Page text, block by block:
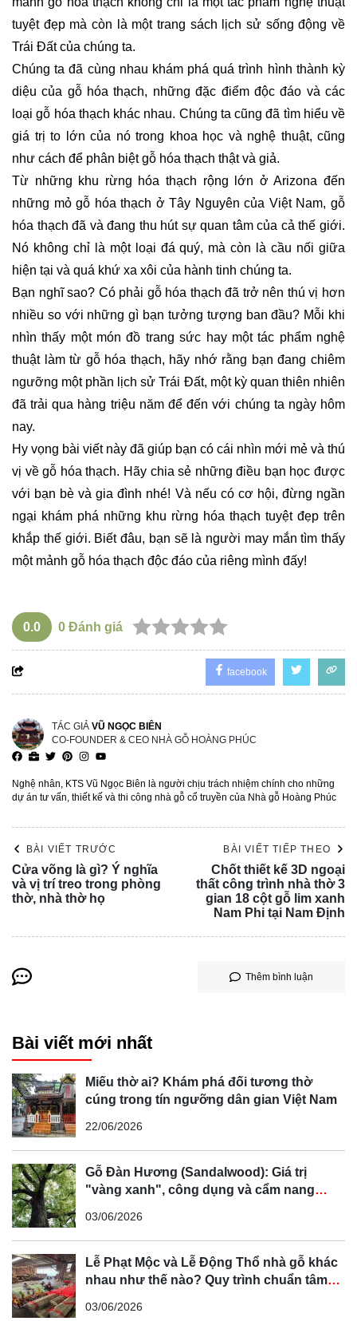
tuyệt đẹp mà còn là một trang sách lịch sử sống động về
Trái Đất của chúng ta.
Chúng ta đã cùng nhau khám phá quá trình hình thành kỳ
diệu của gỗ hóa thạch, những đặc điểm độc đáo và các
loại gỗ hóa thạch khác nhau. Chúng ta cũng đã tìm hiểu về
giá trị to lớn của nó trong khoa học và nghệ thuật, cũng
như cách để phân biệt gỗ hóa thạch thật và giả.
Từ những khu rừng hóa thạch rộng lớn ở Arizona đến
những mỏ gỗ hóa thạch ở Tây Nguyên của Việt Nam, gỗ
hóa thạch đã và đang thu hút sự quan tâm của cả thế giới.
Nó không chỉ là một loại đá quý, mà còn là cầu nối giữa
hiện tại và quá khứ xa xôi của hành tinh chúng ta.
Bạn nghĩ sao? Có phải gỗ hóa thạch đã trở nên thú vị hơn
nhiều so với những gì bạn tưởng tượng ban đầu? Mỗi khi
nhìn thấy một món đồ trang sức hay một tác phẩm nghệ
thuật làm từ gỗ hóa thạch, hãy nhớ rằng bạn đang chiêm
ngưỡng một phần lịch sử Trái Đất, một kỳ quan thiên nhiên
đã trải qua hàng triệu năm để đến với chúng ta ngày hôm
nay.
Hy vọng bài viết này đã giúp bạn có cái nhìn mới mẻ và thú
vị về gỗ hóa thạch. Hãy chia sẻ những điều bạn học được
với bạn bè và gia đình nhé! Và nếu có cơ hội, đừng ngần
ngại khám phá những khu rừng hóa thạch tuyệt đẹp trên
khắp thế giới. Biết đâu, bạn sẽ là người may mắn tìm thấy
một mảnh gỗ hóa thạch độc đáo của riêng mình đấy!
0.0 0 Đánh giá
facebook
TÁC GIẢ VŨ NGỌC BIÊN
CO-FOUNDER & CEO NHÀ GỖ HOÀNG PHÚC
Nghệ nhân, KTS Vũ Ngọc Biên là người chịu trách nhiệm chính cho những
dự án tư vấn, thiết kế và thi công nhà gỗ cổ truyền của Nhà gỗ Hoàng Phúc
BÀI VIẾT TRƯỚC
Cửa võng là gì? Ý nghĩa
và vị trí treo trong phòng
thờ, nhà thờ họ
BÀI VIẾT TIẾP THEO
Chốt thiết kế 3D ngoại
thất công trình nhà thờ 3
gian 18 cột gỗ lim xanh
Nam Phi tại Nam Định
Thêm bình luận
Bài viết mới nhất
Miếu thờ ai? Khám phá đối tương thờ
cúng trong tín ngưỡng dân gian Việt Nam
22/06/2026
Gỗ Đàn Hương (Sandalwood): Giá trị
"vàng xanh", công dụng và cẩm nang
03/06/2026
Lễ Phạt Mộc và Lễ Động Thổ nhà gỗ khác
nhau như thế nào? Quy trình chuẩn tâm
03/06/2026